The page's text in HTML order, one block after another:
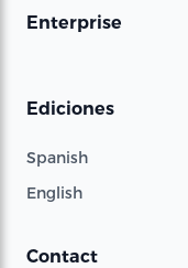
Enterprise
Ediciones
Spanish
English
Contact